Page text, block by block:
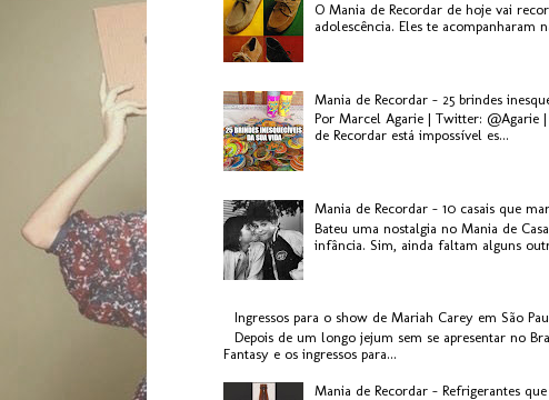
O Mania de Recordar de hoje vai
adolescência. Eles te acompanharam
Mania de Recordar - 25 brindes
Por Marcel Agarie | Twitter: @Agarie
de Recordar está impossível es...
Mania de Recordar - 10 casais que
Bateu uma nostalgia no Mania de
infância. Sim, ainda faltam alguns
Ingressos para o show de Mariah Carey em São
Depois de um longo jejum sem se apresentar no
Fantasy e os ingressos para...
Mania de Recordar - Refrigerantes